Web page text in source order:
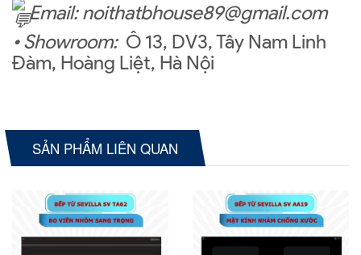
Email: noithatbhouse89@gmail.com
• Showroom: Ô 13, DV3, Tây Nam Linh
Đàm, Hoàng Liệt, Hà Nội
SẢN PHẨM LIÊN QUAN